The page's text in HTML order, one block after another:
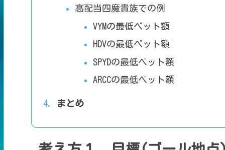
高配当四魔貴族での例
VYMの最低ベット額
HDVの最低ベット額
SPYDの最低ベット額
ARCCの最低ベット額
まとめ